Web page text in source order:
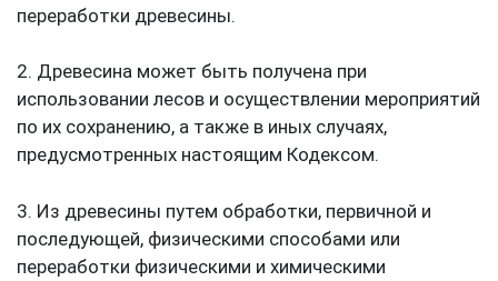
переработки древесины.
2. Древесина может быть получена при
использовании лесов и осуществлении мероприятий
по их сохранению, а также в иных случаях,
предусмотренных настоящим Кодексом.
3. Из древесины путем обработки, первичной и
последующей, физическими способами или
переработки физическими и химическими